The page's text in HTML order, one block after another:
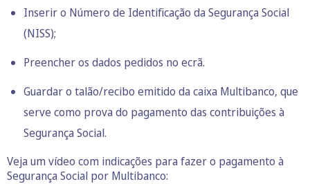
Inserir o Número de Identificação da Segurança Social
(NISS);
Preencher os dados pedidos no ecrã.
Guardar o talão/recibo emitido da caixa Multibanco, que
serve como prova do pagamento das contribuições à
Segurança Social.
Veja um vídeo com indicações para fazer o pagamento à
Segurança Social por Multibanco: